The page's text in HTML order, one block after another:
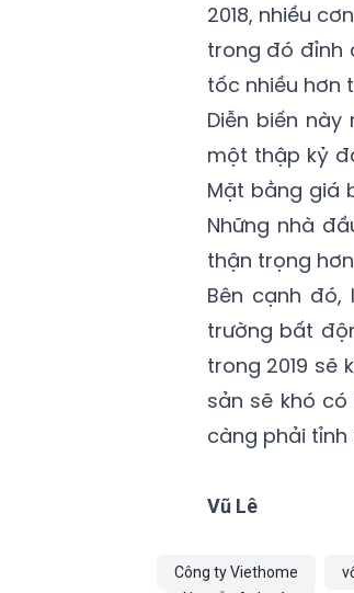
2018, nhiều
trong đó đỉnh
tốc nhiều hơn
Diễn biến
một thập kỷ
Mặt bằng giá
Những nhà
thận trọng
Bên cạnh
trường bất
trong 2019 sẽ
sản sẽ khó
càng phải tỉnh
Vũ Lê
Công ty Viethome